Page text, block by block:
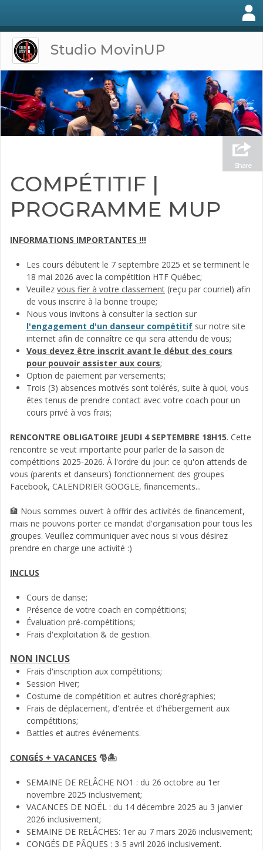
Studio MovinUP
Share
COMPÉTITIF |
PROGRAMME MUP
INFORMATIONS IMPORTANTES !!!
Les cours débutent le 7 septembre 2025 et se terminent le
18 mai 2026 avec la compétition HTF Québec;
Veuillez vous fier à votre classement (reçu par courriel) afin
de vous inscrire à la bonne troupe;
Nous vous invitons à consulter la section sur
l'engagement d'un danseur compétitif sur notre site
internet afin de connaître ce qui sera attendu de vous;
Vous devez être inscrit avant le début des cours
pour pouvoir assister aux cours;
Option de paiement par versements;
Trois (3) absences motivés sont tolérés, suite à quoi, vous
êtes tenus de prendre contact avec votre coach pour un
cours privé à vos frais;
RENCONTRE OBLIGATOIRE JEUDI 4 SEPTEMBRE 18H15. Cette
rencontre se veut importante pour parler de la saison de
compétitions 2025-2026. À l'ordre du jour: ce qu'on attends de
vous (parents et danseurs) fonctionnement des groupes
Facebook, CALENDRIER GOOGLE, financements...
🏦 Nous sommes ouvert à offrir des activités de financement,
mais ne pouvons porter ce mandat d'organisation pour tous les
groupes. Veuillez communiquer avec nous si vous désirez
prendre en charge une activité :)
INCLUS
Cours de danse;
Présence de votre coach en compétitions;
Évaluation pré-compétitions;
Frais d'exploitation & de gestion.
NON INCLUS
Frais d'inscription aux compétitions;
Session Hiver;
Costume de compétition et autres chorégraphies;
Frais de déplacement, d'entrée et d'hébergement aux
compétitions;
Battles et autres événements.
CONGÉS + VACANCES 🎅🏝
SEMAINE DE RELÂCHE NO1 : du 26 octobre au 1er
novembre 2025 inclusivement;
VACANCES DE NOËL : du 14 décembre 2025 au 3 janvier
2026 inclusivement;
SEMAINE DE RELÂCHES: 1er au 7 mars 2026 inclusivement;
CONGÉS DE PÂQUES : 3-5 avril 2026 inclusivement.